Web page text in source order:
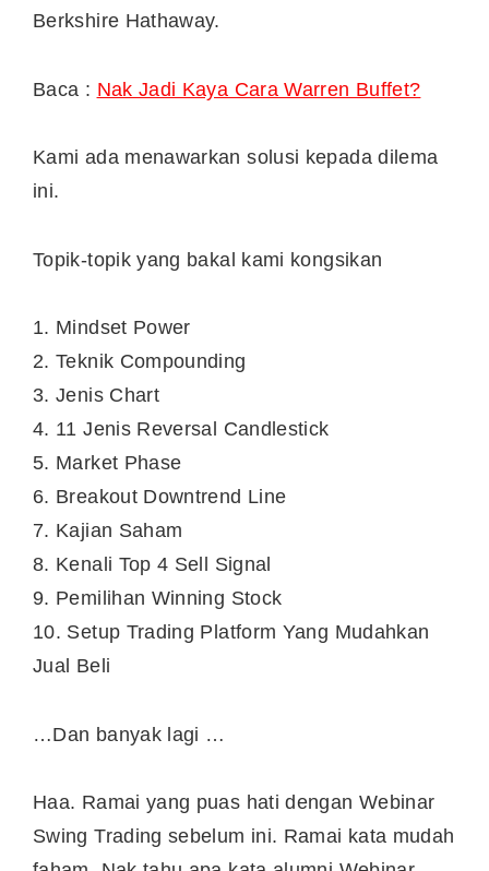
Berkshire Hathaway.
Baca : Nak Jadi Kaya Cara Warren Buffet?
Kami ada menawarkan solusi kepada dilema
ini.
Topik-topik yang bakal kami kongsikan
1. Mindset Power
2. Teknik Compounding
3. Jenis Chart
4. 11 Jenis Reversal Candlestick
5. Market Phase
6. Breakout Downtrend Line
7. Kajian Saham
8. Kenali Top 4 Sell Signal
9. Pemilihan Winning Stock
10. Setup Trading Platform Yang Mudahkan
Jual Beli
…Dan banyak lagi …
Haa. Ramai yang puas hati dengan Webinar
Swing Trading sebelum ini. Ramai kata mudah